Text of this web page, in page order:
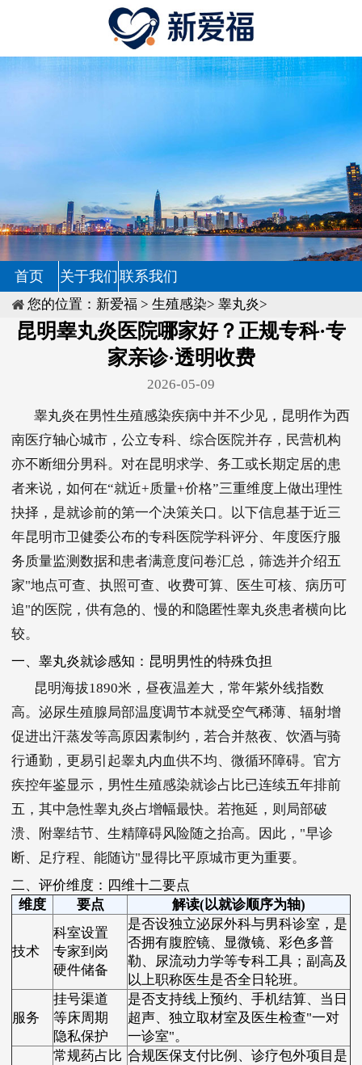
首页 关于我们 联系我们
您的位置： 新爱福 > 生殖感染> 睾丸炎>
昆明睾丸炎医院哪家好？正规专科·专
家亲诊·透明收费
2026-05-09
睾丸炎在男性生殖感染疾病中并不少见，昆明作为西
南医疗轴心城市，公立专科、综合医院并存，民营机构
亦不断细分男科。对在昆明求学、务工或长期定居的患
者来说，如何在“就近+质量+价格”三重维度上做出理性
抉择，是就诊前的第一个决策关口。以下信息基于近三
年昆明市卫健委公布的专科医院学科评分、年度医疗服
务质量监测数据和患者满意度问卷汇总，筛选并介绍五
家"地点可查、执照可查、收费可算、医生可核、病历可
追"的医院，供有急的、慢的和隐匿性睾丸炎患者横向比
较。
一、睾丸炎就诊感知：昆明男性的特殊负担
昆明海拔1890米，昼夜温差大，常年紫外线指数
高。泌尿生殖腺局部温度调节本就受空气稀薄、辐射增
促进出汗蒸发等高原因素制约，若合并熬夜、饮酒与骑
行通勤，更易引起睾丸内血供不均、微循环障碍。官方
疾控年鉴显示，男性生殖感染就诊占比已连续五年排前
五，其中急性睾丸炎占增幅最快。若拖延，则局部破
溃、附睾结节、生精障碍风险随之抬高。因此，"早诊
断、足疗程、能随访"显得比平原城市更为重要。
二、评价维度：四维十二要点
维度
要点 解读(以就诊顺序为轴)
技术
科室设置
专家到岗
硬件储备
是否设独立泌尿外科与男科诊室，是
否拥有腹腔镜、显微镜、彩色多普
勒、尿流动力学等专科工具；副高及
以上职称医生是否全日轮班。
服务
挂号渠道
等床周期
隐私保护
是否支持线上预约、手机结算、当日
超声、独立取材室及医生检查"一对
一诊室"。
常规药占比 合规医保支付比例、诊疗包外项目是